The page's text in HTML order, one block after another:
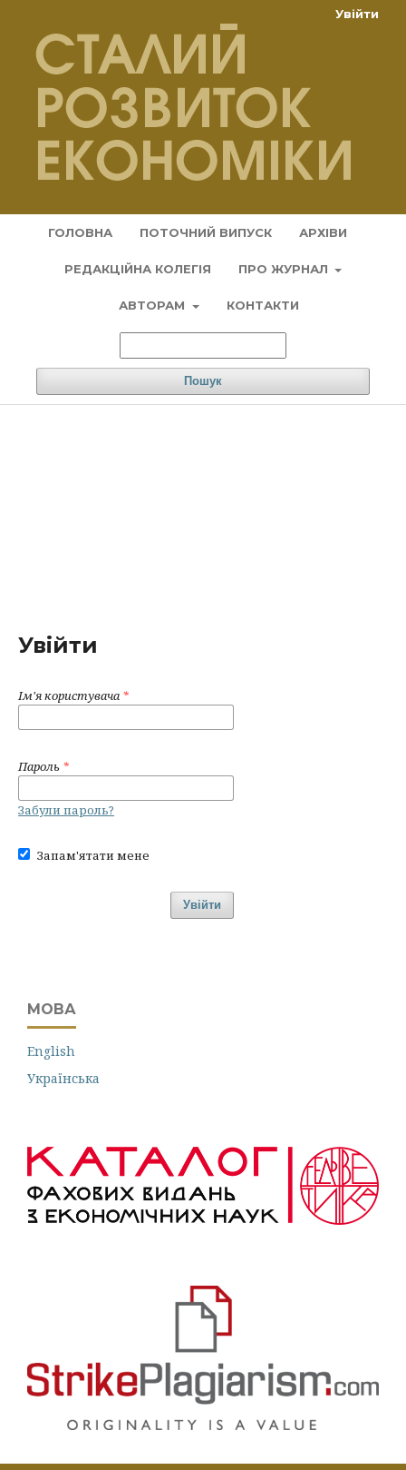
ГОЛОВНА ПОТОЧНИЙ ВИПУСК АРХІВИ
РЕДАКЦІЙНА КОЛЕГІЯ ПРО ЖУРНАЛ
АВТОРАМ КОНТАКТИ
Пошук
Увійти
Увійти
Ім'я користувача *
Пароль *
Забули пароль?
Запам'ятати мене
Увійти
МОВА
English
Українська